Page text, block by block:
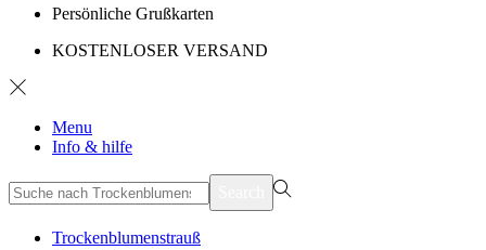
Persönliche Grußkarten
KOSTENLOSER VERSAND
Menu
Info & hilfe
suchen
nach>
Trockenblumenstrauß